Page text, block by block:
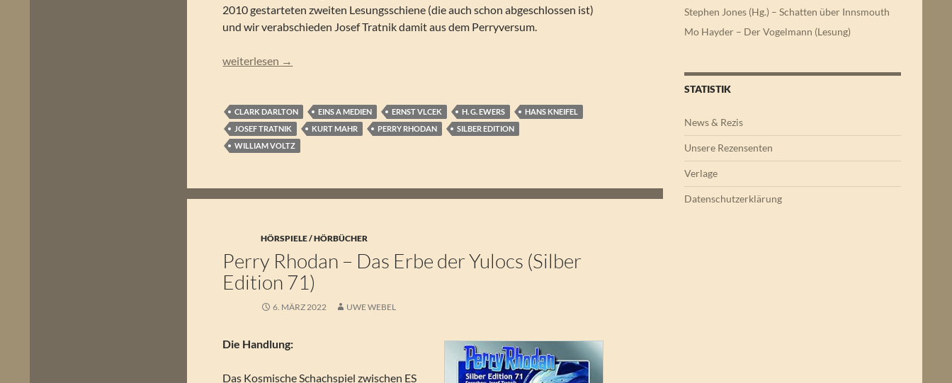
2010 gestarteten zweiten Lesungsschiene (die auch schon abgeschlossen ist)
und wir verabschieden Josef Tratnik damit aus dem Perryversum.
Perry Rhodan – Schach der Finsternis (Silber Edition 73)
weiterlesen →
CLARK DARLTON EINS A MEDIEN ERNST VLCEK H. G. EWERS
HANS KNEIFEL
JOSEF TRATNIK
KURT MAHR PERRY RHODAN
SILBER EDITION
WILLIAM VOLTZ
HÖRSPIELE / HÖRBÜCHER
Perry Rhodan – Das Erbe der Yulocs (Silber
Edition 71)
6. MÄRZ 2022 UWE WEBEL
Die Handlung:
Das Kosmische Schachspiel zwischen ES
Stephen Jones (Hg.) – Schatten über Innsmouth
Mo Hayder – Der Vogelmann (Lesung)
STATISTIK
News & Rezis
Unsere Rezensenten
Verlage
Datenschutzerklärung